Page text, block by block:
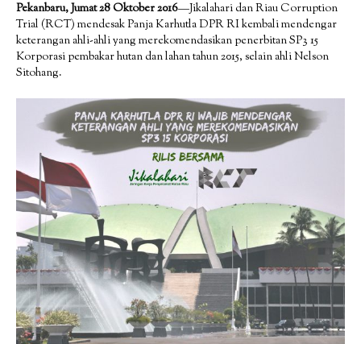
Pekanbaru, Jumat 28 Oktober 2016—Jikalahari dan Riau Corruption
Trial (RCT) mendesak Panja Karhutla DPR RI kembali mendengar
keterangan ahli-ahli yang merekomendasikan penerbitan SP3 15
Korporasi pembakar hutan dan lahan tahun 2015, selain ahli Nelson
Sitohang.